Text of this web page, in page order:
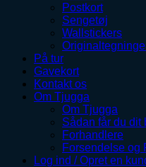
Postkort
Sengetøj
Wallstickers
På tur
Gavekort
Kontakt os
Om Tjugga
Om Tjugga
Sådan får du dit
Forhandlere
Forsendelse og
Log ind / Opret en